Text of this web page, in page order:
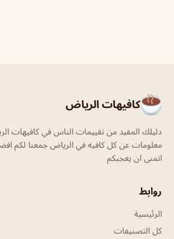
كافيهات الرياض
دليلك المفيد من تقييمات الناس في كافيهات
معلومات عن كل كافيه في الرياض جمعنا لكم
اتمنى ان يعجبكم
روابط
الرئيسية
كل التصنيفات